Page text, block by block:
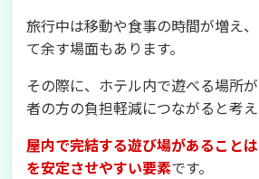
旅行中は移動や食事の時間が増え
て余す場面もあります。
その際に、ホテル内で遊べる場所
者の方の負担軽減につながると考え
屋内で完結する遊び場があること
を安定させやすい要素です。